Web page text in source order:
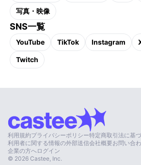
写真・映像
SNS一覧
YouTube TikTok Instagram
Twitch
利用規約プライバシーポリシー特定商取引法に基
利用者に関する情報の外部送信会社概要お問い合
企業の方へログイン
© 2026 Castee, Inc.